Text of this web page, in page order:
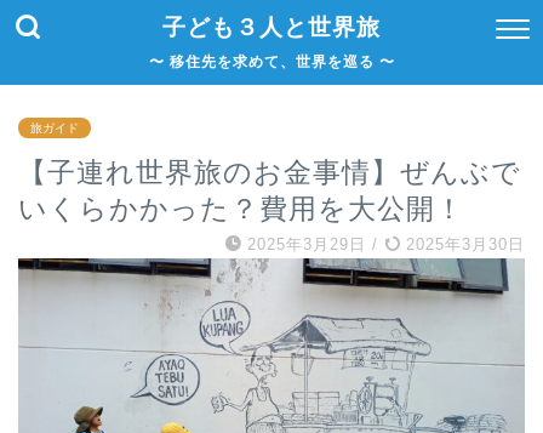
子ども３人と世界旅
〜 移住先を求めて、世界を巡る 〜
旅ガイド
【子連れ世界旅のお金事情】ぜんぶで
いくらかかった？費用を大公開！
2025年3月29日 / 2025年3月30日